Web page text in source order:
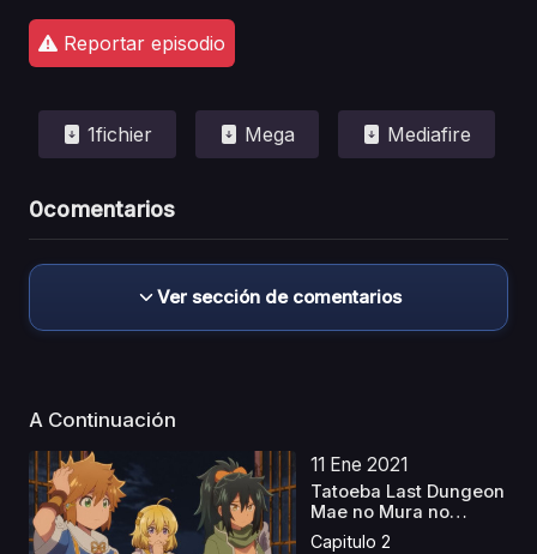
Reportar episodio
1fichier Mega Mediafire
0comentarios
Ver sección de comentarios
A Continuación
11 Ene 2021
Tatoeba Last Dungeon
Mae no Mura no
Shou...
Capitulo 2